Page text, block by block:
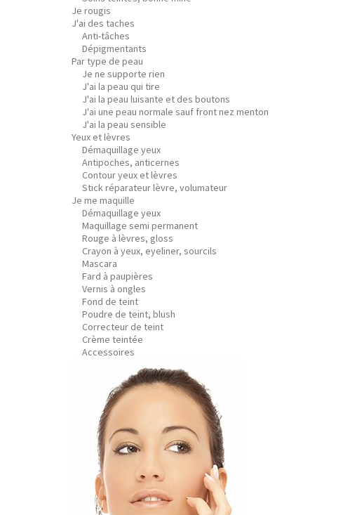
Je rougis
J'ai des taches
Anti-tâches
Dépigmentants
Par type de peau
Je ne supporte rien
J'ai la peau qui tire
J'ai la peau luisante et des boutons
J'ai une peau normale sauf front nez menton
J'ai la peau sensible
Yeux et lèvres
Démaquillage yeux
Antipoches, anticernes
Contour yeux et lèvres
Stick réparateur lèvre, volumateur
Je me maquille
Démaquillage yeux
Maquillage semi permanent
Rouge à lèvres, gloss
Crayon à yeux, eyeliner, sourcils
Mascara
Fard à paupières
Vernis à ongles
Fond de teint
Poudre de teint, blush
Correcteur de teint
Crème teintée
Accessoires